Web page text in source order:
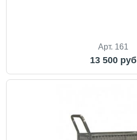
Арт. 161
13 500 руб